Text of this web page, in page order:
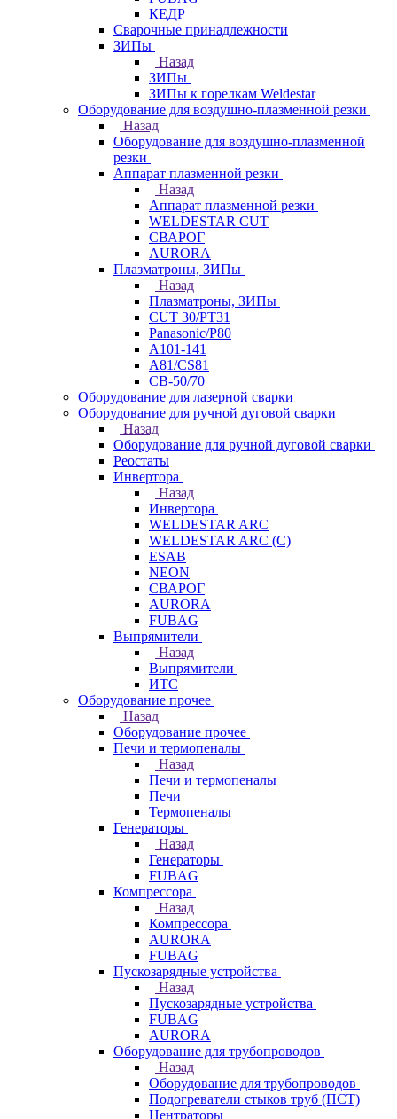
КЕДР
Сварочные принадлежности
ЗИПы
Назад
ЗИПы
ЗИПы к горелкам Weldestar
Оборудование для воздушно-плазменной резки
Назад
Оборудование для воздушно-плазменной
резки
Аппарат плазменной резки
Назад
Аппарат плазменной резки
WELDESTAR CUT
СВАРОГ
AURORA
Плазматроны, ЗИПы
Назад
Плазматроны, ЗИПы
CUT 30/PT31
Panasonic/P80
А101-141
А81/CS81
СВ-50/70
Оборудование для лазерной сварки
Оборудование для ручной дуговой сварки
Назад
Оборудование для ручной дуговой сварки
Реостаты
Инвертора
Назад
Инвертора
WELDESTAR ARC
WELDESTAR ARC (С)
ESAB
NEON
СВАРОГ
AURORA
FUBAG
Выпрямители
Назад
Выпрямители
ИТС
Оборудование прочее
Назад
Оборудование прочее
Печи и термопеналы
Назад
Печи и термопеналы
Печи
Термопеналы
Генераторы
Назад
Генераторы
FUBAG
Компрессора
Назад
Компрессора
AURORA
FUBAG
Пускозарядные устройства
Назад
Пускозарядные устройства
FUBAG
AURORA
Оборудование для трубопроводов
Назад
Оборудование для трубопроводов
Подогреватели стыков труб (ПСТ)
Центраторы